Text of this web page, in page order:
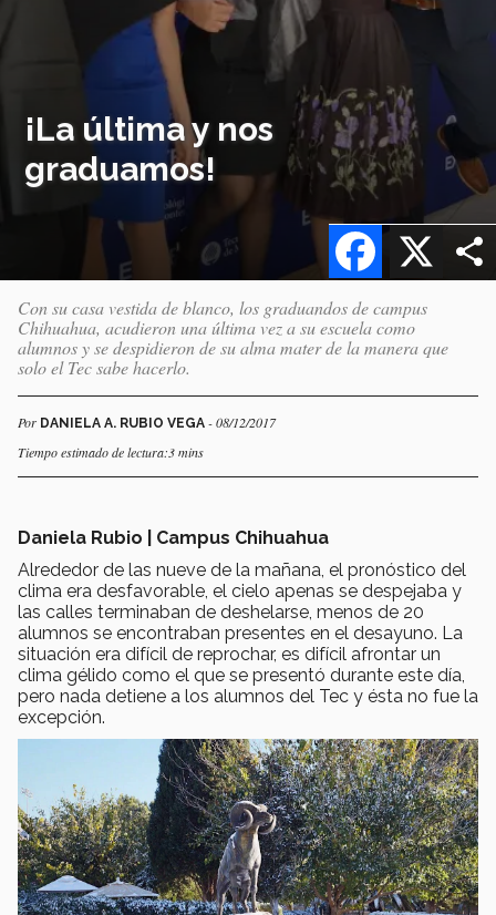
¡La última y nos
graduamos!
X
Facebook
Con su casa vestida de blanco, los graduandos de campus
Chihuahua, acudieron una última vez a su escuela como
alumnos y se despidieron de su alma mater de la manera que
solo el Tec sabe hacerlo.
Por DANIELA A. RUBIO VEGA - 08/12/2017
Tiempo estimado de lectura:3 mins
Daniela Rubio | Campus Chihuahua
Alrededor de las nueve de la mañana, el pronóstico del
clima era desfavorable, el cielo apenas se despejaba y
las calles terminaban de deshelarse, menos de 20
alumnos se encontraban presentes en el desayuno. La
situación era difícil de reprochar, es difícil afrontar un
clima gélido como el que se presentó durante este día,
pero nada detiene a los alumnos del Tec y ésta no fue la
excepción.